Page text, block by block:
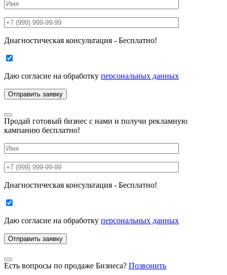
Диагностическая консультация - Бесплатно!
Даю согласие на обработку персональных данных
Продай готовый бизнес с нами и получи рекламную
кампанию бесплатно!
Диагностическая консультация - Бесплатно!
Даю согласие на обработку персональных данных
Есть вопросы по продаже Бизнеса? Позвонить